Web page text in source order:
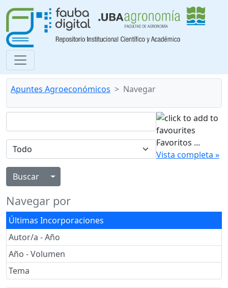
Apuntes Agroeconómicos Navegar
Alternar menú desplegable
Favoritos ...
Vista completa »
Navegar por
Últimas Incorporaciones
Autor/a - Año
Año - Volumen
Tema